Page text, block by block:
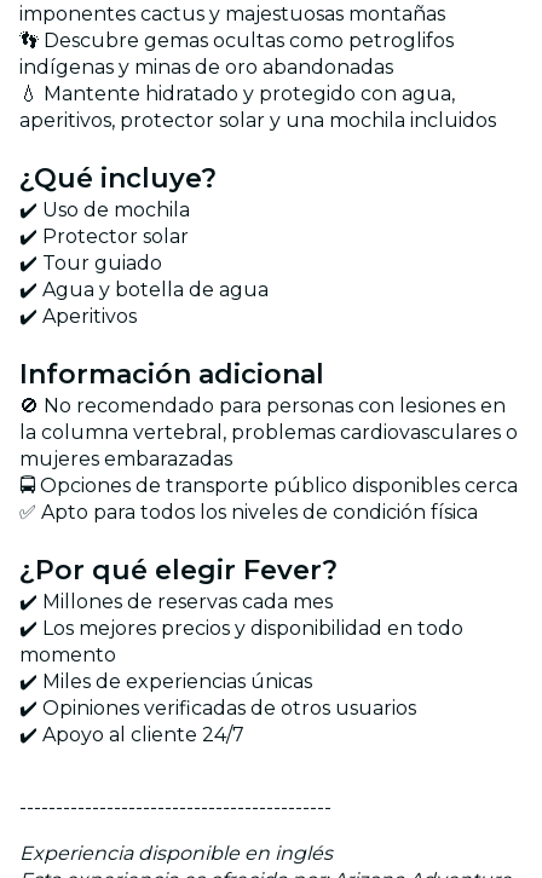
imponentes cactus y majestuosas montañas
👣 Descubre gemas ocultas como petroglifos
indígenas y minas de oro abandonadas
💧 Mantente hidratado y protegido con agua,
aperitivos, protector solar y una mochila incluidos
¿Qué incluye?
✔️ Uso de mochila
✔️ Protector solar
✔️ Tour guiado
✔️ Agua y botella de agua
✔️ Aperitivos
Información adicional
🚫 No recomendado para personas con lesiones en
la columna vertebral, problemas cardiovasculares o
mujeres embarazadas
🚍 Opciones de transporte público disponibles cerca
✅ Apto para todos los niveles de condición física
¿Por qué elegir Fever?
✔️ Millones de reservas cada mes
✔️ Los mejores precios y disponibilidad en todo
momento
✔️ Miles de experiencias únicas
✔️ Opiniones verificadas de otros usuarios
✔️ Apoyo al cliente 24/7
-------------------------------------------
Experiencia disponible en inglés